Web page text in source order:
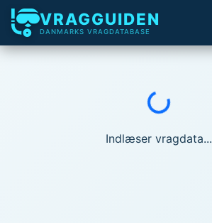
VRAGGUIDEN
DANMARKS VRAGDATABASE
Indlæser...
Indlæser vragdata...